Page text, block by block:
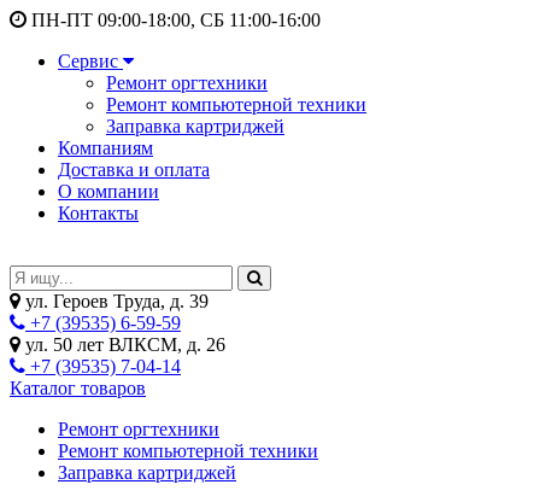
ПН-ПТ 09:00-18:00, СБ 11:00-16:00
Сервис
Ремонт оргтехники
Ремонт компьютерной техники
Заправка картриджей
Компаниям
Доставка и оплата
О компании
Контакты
ул. Героев Труда, д. 39
+7 (39535) 6-59-59
ул. 50 лет ВЛКСМ, д. 26
+7 (39535) 7-04-14
Каталог товаров
Ремонт оргтехники
Ремонт компьютерной техники
Заправка картриджей